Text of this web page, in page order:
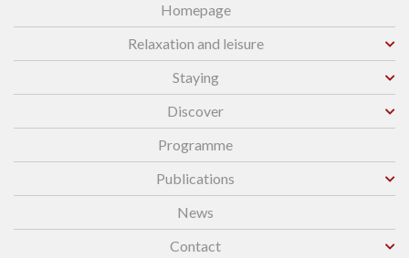
Homepage
Relaxation and leisure
Staying
Discover
Programme
Publications
News
Contact